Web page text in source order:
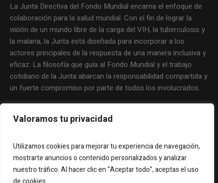
Valoramos tu privacidad
Utilizamos cookies para mejorar tu experiencia de navegación,
mostrarte anuncios o contenido personalizados y analizar
nuestro tráfico. Al hacer clic en "Aceptar todo", aceptas el uso
La Junta Directiva del Fondo Mundial encarna el enfoque de
colaboración para la salud mundial. Con el fin de lograr la
visión de un mundo libre de la carga del VIH, la tuberculosis y
la malaria, la Junta está diseñada para incorporar a los
actores principales de la respuesta de una manera inclusiva y
eficaz. La filosofía que guía al Fondo Mundial y el trabajo
cotidiano de la Junta abarcan la responsabilidad compartida y
un fuerte compromiso por parte de todos los involucrados.